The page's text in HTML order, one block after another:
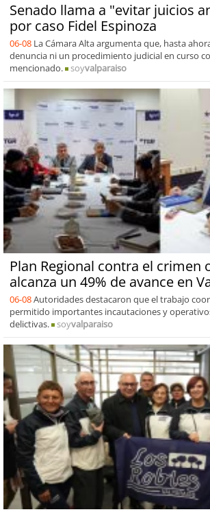
Senado llama a "evitar juicios
por caso Fidel Espinoza
06-08 La Cámara Alta argumenta que, hasta
denuncia ni un procedimiento judicial en curso
mencionado.
soyvalparaiso
Plan Regional contra el crimen
alcanza un 49% de avance en
06-08Autoridades destacaron que el trabajo
permitido importantes incautaciones y
delictivas.
soyvalparaiso